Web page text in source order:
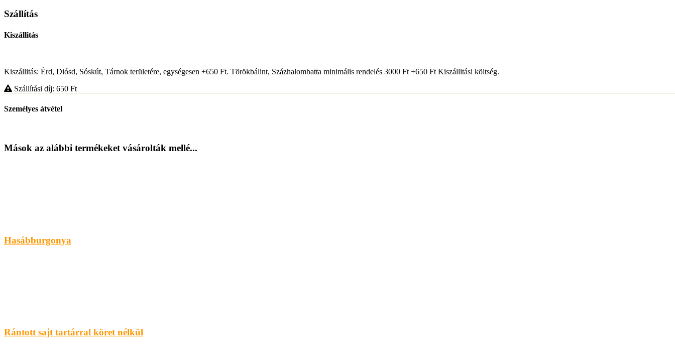
Szállítás
Kiszállitás
Kiszállitás: Érd, Diósd, Sóskút, Tárnok területére, egységesen +650 Ft. Törökbálint, Százhalombatta minimális rendelés 3000 Ft +650 Ft Kiszállitási költség.
Szállítási díj: 650 Ft
Személyes átvétel
Mások az alábbi termékeket vásárolták mellé...
Hasábburgonya
Rántott sajt tartárral köret nélkül